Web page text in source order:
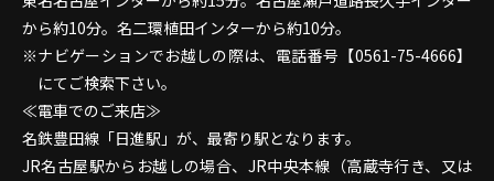
から約10分。名二環植田インターから約10分。
ナビゲーションでお越しの際は、電話番号【0561-75-4666】
にてご検索下さい。
≪電車でのご来店≫
名鉄豊田線「日進駅」が、最寄り駅となります。
JR名古屋駅からお越しの場合、JR中央本線（高蔵寺行き、又は